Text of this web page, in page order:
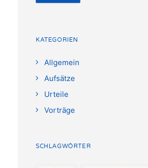
KATEGORIEN
Allgemein
Aufsätze
Urteile
Vorträge
SCHLAGWÖRTER